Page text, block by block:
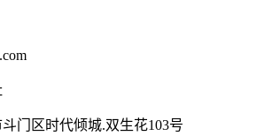
门区时代倾城.双生花103号